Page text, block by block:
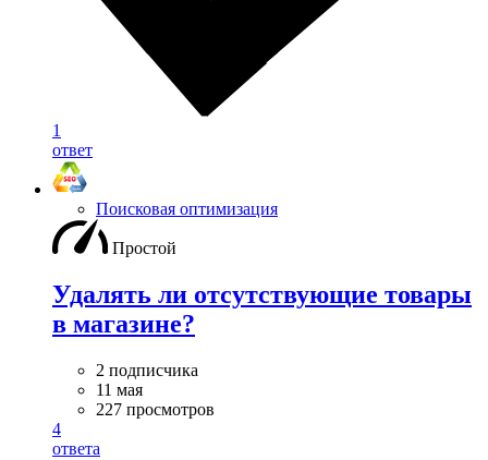
1
ответ
Поисковая оптимизация
Простой
Удалять ли отсутствующие товары
в магазине?
2 подписчика
11 мая
227 просмотров
4
ответа